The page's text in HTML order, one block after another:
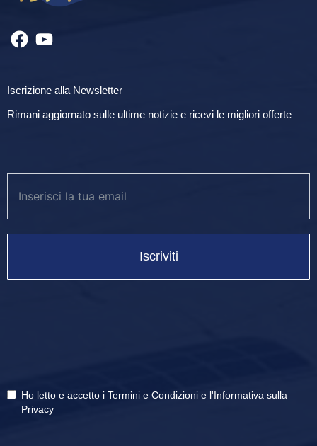
Iscrizione alla Newsletter
Rimani aggiornato sulle ultime notizie e ricevi le migliori offerte
Iscriviti
Ho letto e accetto i Termini e Condizioni e l'Informativa sulla
Privacy